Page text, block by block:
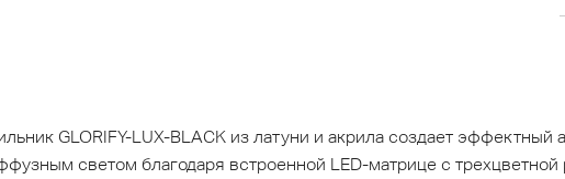
GLORIFY-LUX-BLACK из латуни и акрила создает эффектный
светом благодаря встроенной LED-матрице с трехцветной